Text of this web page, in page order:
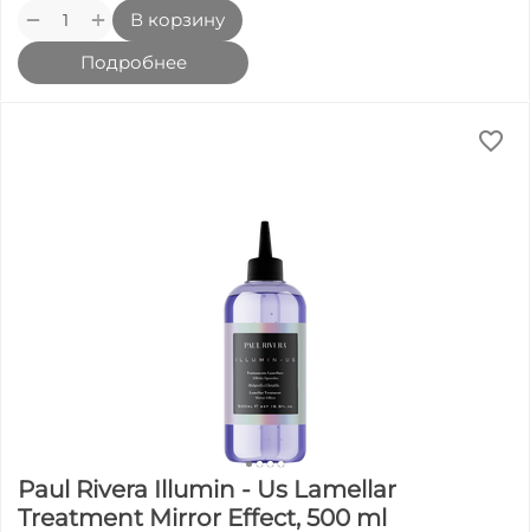
+
−
В корзину
Подробнее
Paul Rivera Illumin - Us Lamellar
Treatment Mirror Effect, 500 ml